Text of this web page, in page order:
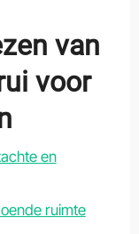
van
voor
en
ruimte